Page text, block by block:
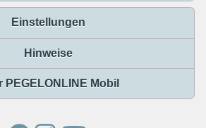
Einstellungen
Hinweise
PEGELONLINE Mobil